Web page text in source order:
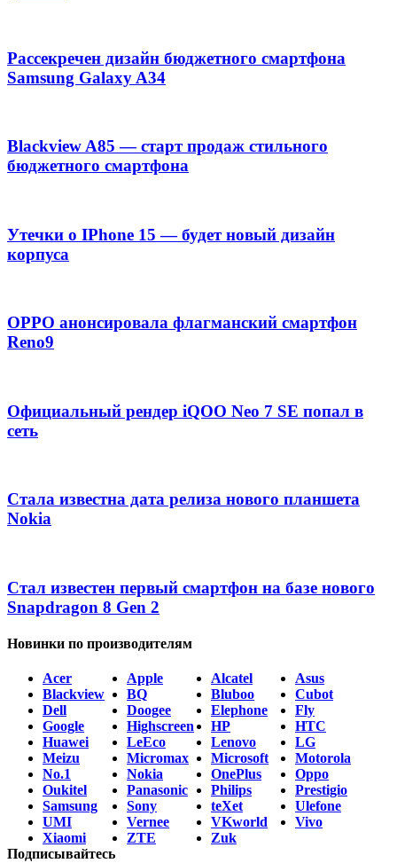
Рассекречен дизайн бюджетного смартфона
Samsung Galaxy A34
Blackview A85 — старт продаж стильного
бюджетного смартфона
Утечки о IPhone 15 — будет новый дизайн
корпуса
OPPO анонсировала флагманский смартфон
Reno9
Официальный рендер iQOO Neo 7 SE попал в
сеть
Стала известна дата релиза нового планшета
Nokia
Стал известен первый смартфон на базе нового
Snapdragon 8 Gen 2
Новинки по производителям
Acer Apple Alcatel
Asus
Blackview
BQ Bluboo
Cubot
Dell
Doogee Elephone
Fly
Google
Highscreen HP
HTC
Huawei
LeEco Lenovo
LG
Meizu
Micromax Microsoft
Motorola
No.1
Nokia OnePlus
Oppo
Oukitel
Panasonic Philips
Prestigio
Samsung
Sony teXet
Ulefone
UMI
Vernee VKworld
Vivo
Xiaomi
ZTE
Zuk
Подписывайтесь